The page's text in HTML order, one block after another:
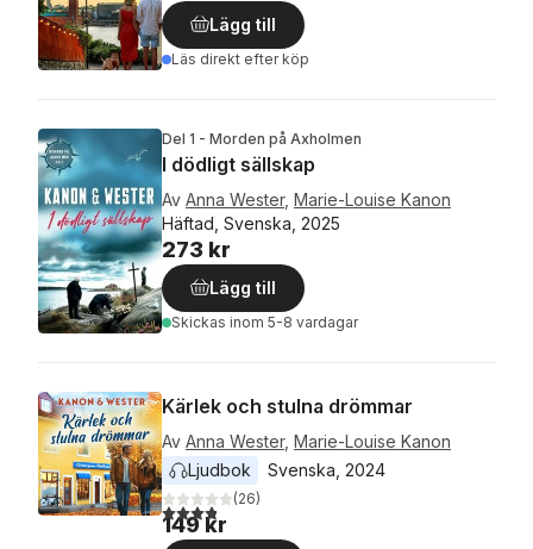
Lägg till
Läs direkt efter köp
Del 1 - Morden på Axholmen
I dödligt sällskap
Av Anna Wester, Marie-Louise Kanon
Häftad, Svenska, 2025
273 kr
Lägg till
Skickas inom 5-8 vardagar
Kärlek och stulna drömmar
Av Anna Wester, Marie-Louise Kanon
Ljudbok
Svenska 2024
3,8utav 5 stjärnor. Totalt antal röster:
(26)
149 kr